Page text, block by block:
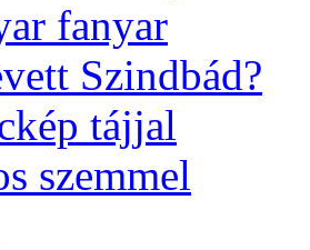
fanyar
Szindbád?
tájjal
szemmel